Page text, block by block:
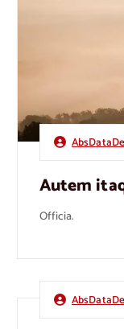
Autem
Officia.